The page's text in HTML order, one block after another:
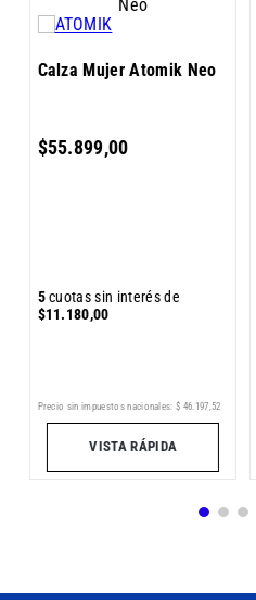
Calza Mujer Atomik Neo
$55.899,00
5cuotas sin interés de
$11.180,00
Precio sin impuestos nacionales: $ 46 197 52
VISTA RÁPIDA